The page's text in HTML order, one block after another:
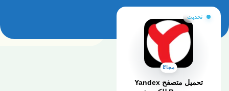
تحديث
مجانًا
تحميل متصفح Yandex